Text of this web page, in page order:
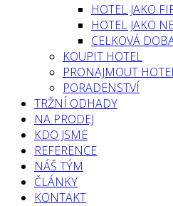
HOTEL JAKO
HOTEL JAKO
CELKOVÁ
KOUPIT HOTEL
PRONAJMOUT
PORADENSTVÍ
TRŽNÍ ODHADY
NA PRODEJ
KDO JSME
REFERENCE
NÁŠ TÝM
ČLÁNKY
KONTAKT